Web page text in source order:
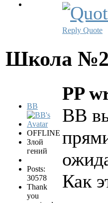
Reply Quote
Школа №2
BB
OFFLINE
Злой
гений
Posts:
30578
Thank
you
PP
ВВ
Как